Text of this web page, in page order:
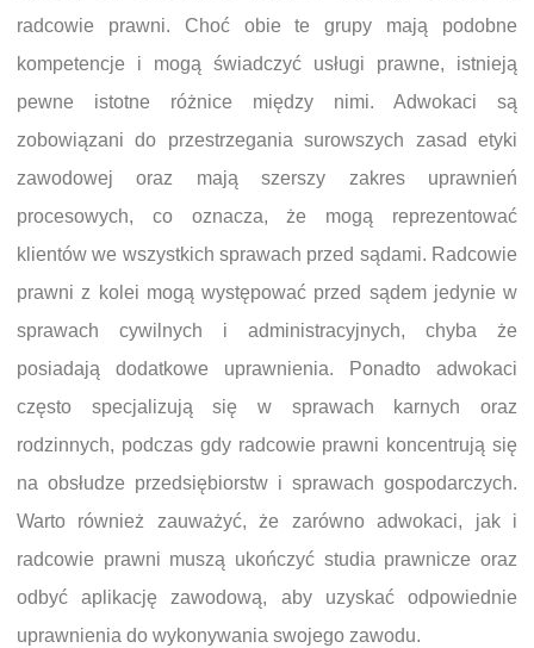
radcowie prawni. Choć obie te grupy mają podobne
kompetencje i mogą świadczyć usługi prawne, istnieją
pewne istotne różnice między nimi. Adwokaci są
zobowiązani do przestrzegania surowszych zasad etyki
zawodowej oraz mają szerszy zakres uprawnień
procesowych, co oznacza, że mogą reprezentować
klientów we wszystkich sprawach przed sądami. Radcowie
prawni z kolei mogą występować przed sądem jedynie w
sprawach cywilnych i administracyjnych, chyba że
posiadają dodatkowe uprawnienia. Ponadto adwokaci
często specjalizują się w sprawach karnych oraz
rodzinnych, podczas gdy radcowie prawni koncentrują się
na obsłudze przedsiębiorstw i sprawach gospodarczych.
Warto również zauważyć, że zarówno adwokaci, jak i
radcowie prawni muszą ukończyć studia prawnicze oraz
odbyć aplikację zawodową, aby uzyskać odpowiednie
uprawnienia do wykonywania swojego zawodu.